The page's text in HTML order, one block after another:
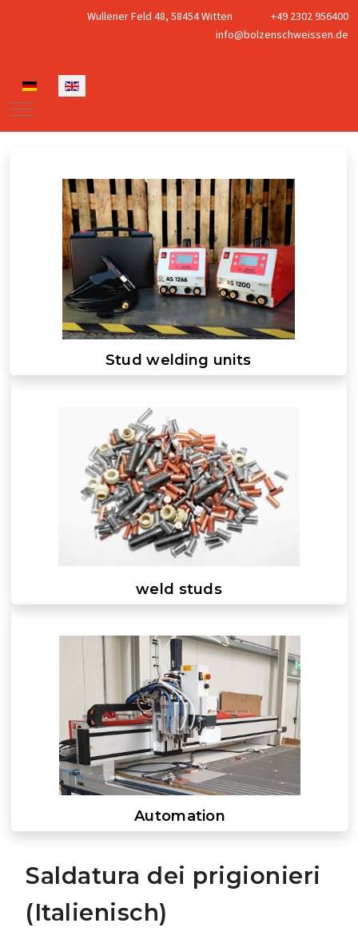
Wullener Feld 48, 58454 Witten
+49 2302 956400
info@bolzenschweissen.de
Select your language
Mobile Menu Toggle
Stud welding units
weld studs
Automation
Saldatura dei prigionieri
(Italienisch)